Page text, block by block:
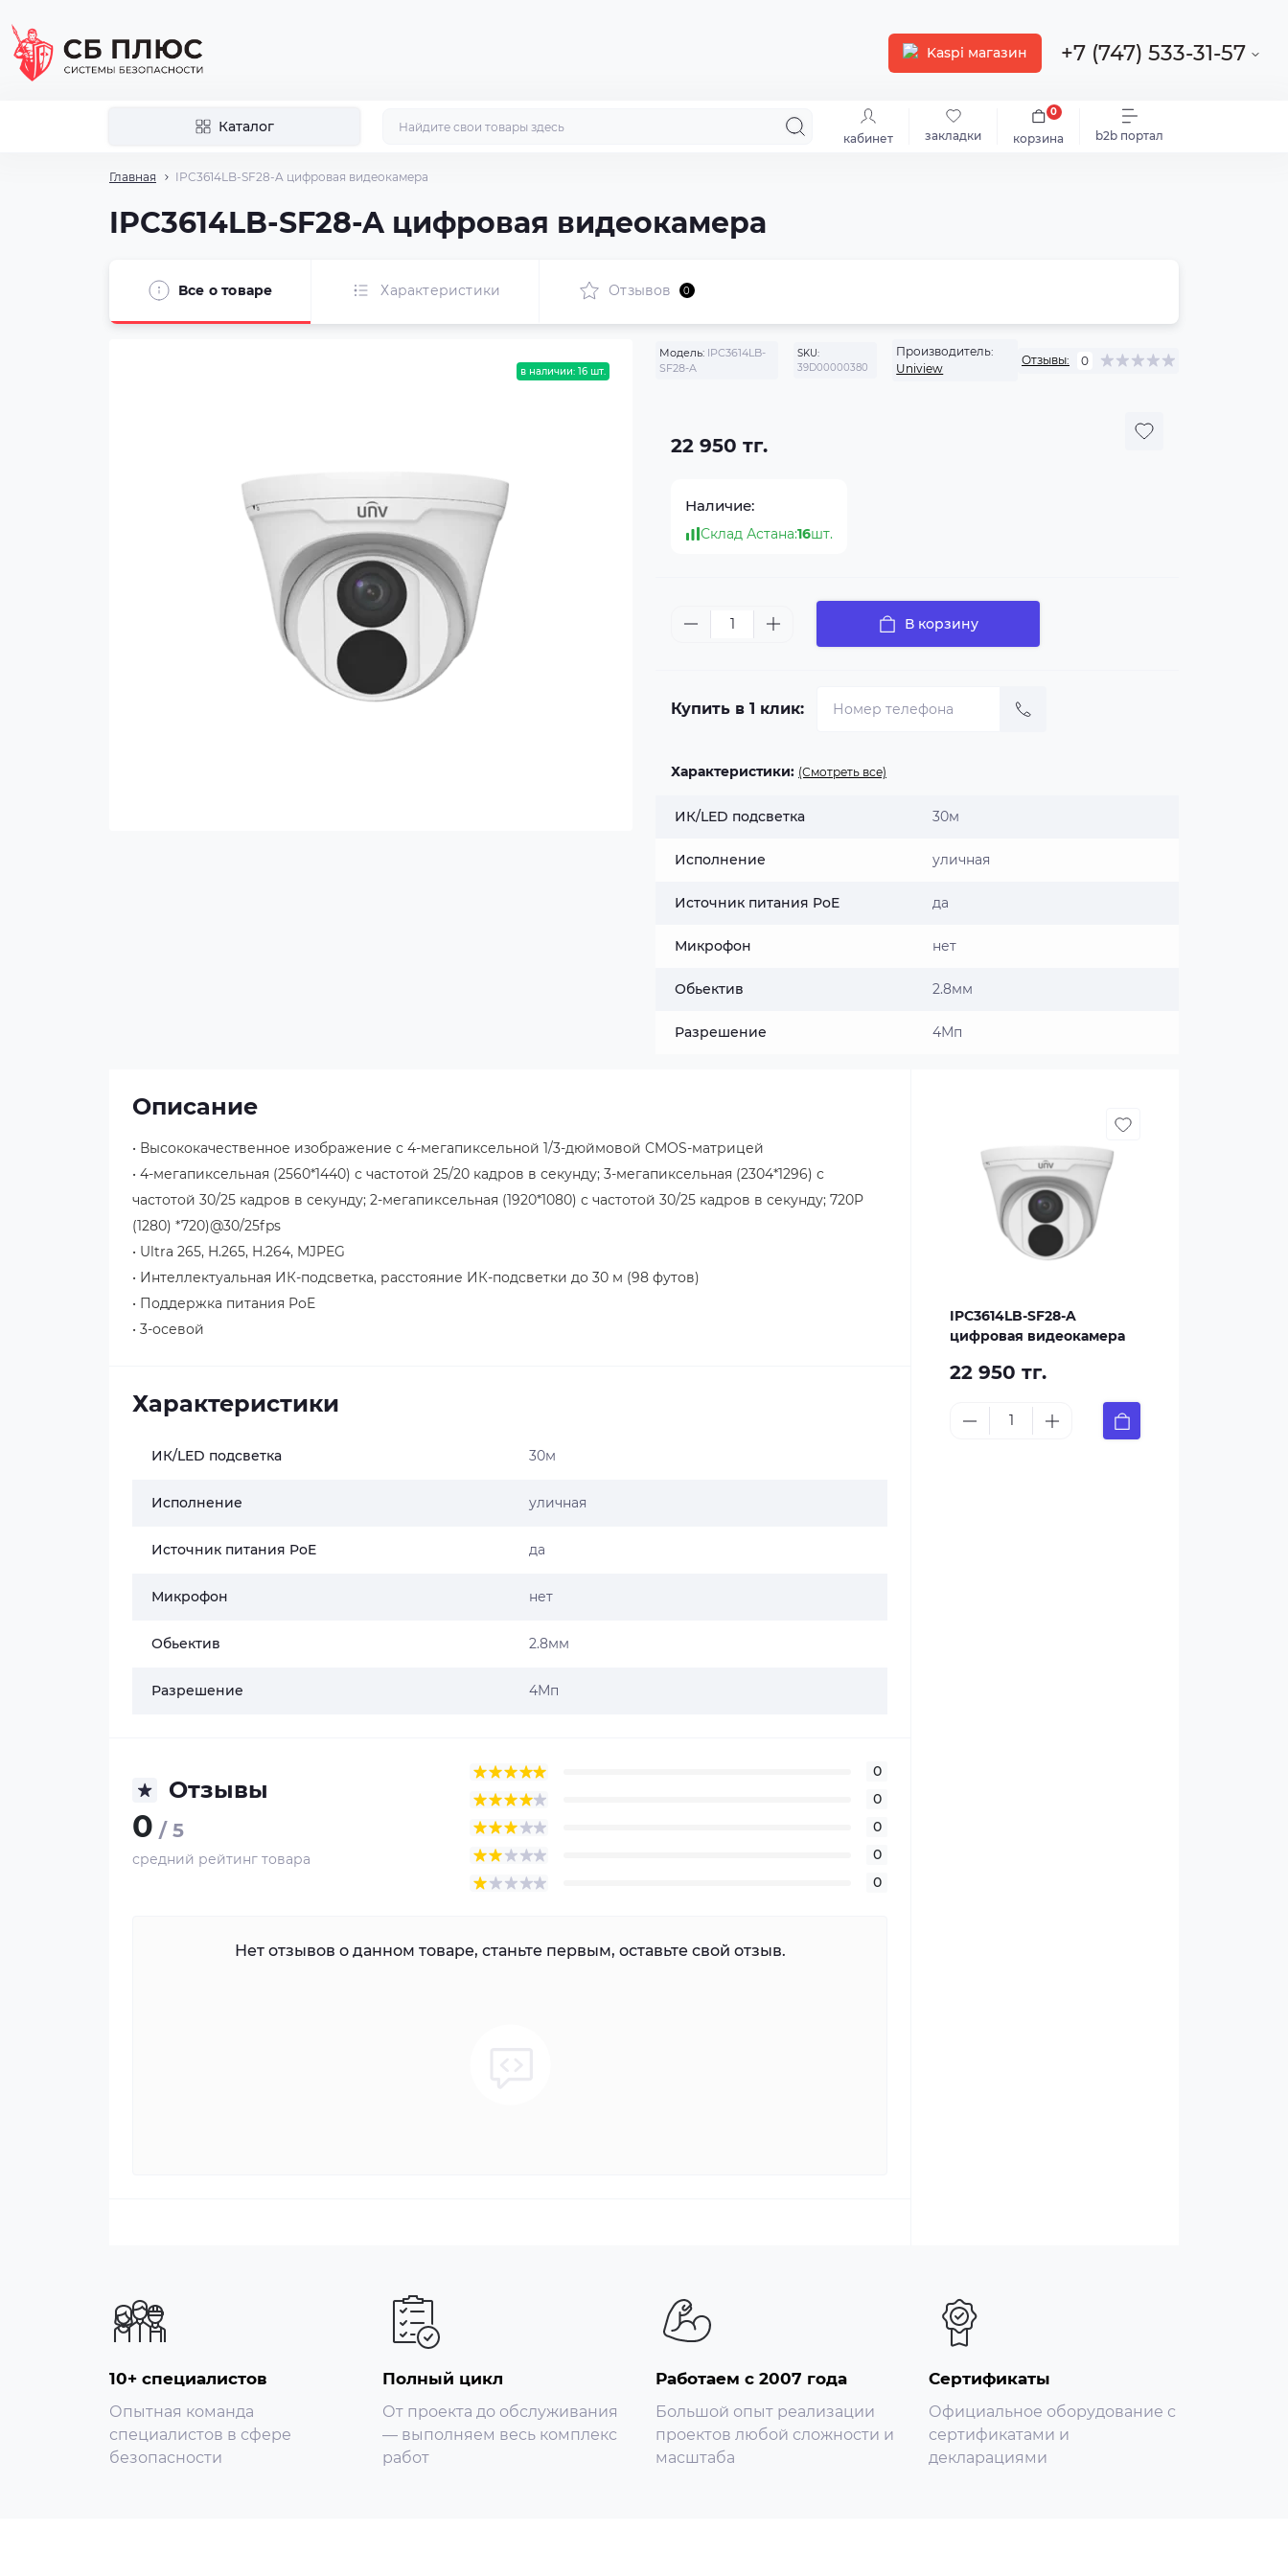
Kaspi магазин +7 (747) 533-31-57
Каталог
кабинет закладки корзина
0
b2b портал
Главная IPC3614LB-SF28-A цифровая видеокамера
IPC3614LB-SF28-A цифровая видеокамера
Все о товаре Характеристики Отзывов 0
в наличии: 16 шт.
Модель: IPC3614LB-
SF28-A
SKU:
39D00000380
Производитель:
Uniview
Отзывы: 0
22 950 тг.
Наличие:
Склад Астана:16шт.
В корзину
Купить в 1 клик:
Характеристики: (Смотреть все)
ИК/LED подсветка 30м
Исполнение уличная
Источник питания PoE да
Микрофон нет
Обьектив 2.8мм
Разрешение 4Мп
Описание
• Высококачественное изображение с 4-мегапиксельной 1/3-дюймовой CMOS-матрицей
• 4-мегапиксельная (2560*1440) с частотой 25/20 кадров в секунду; 3-мегапиксельная (2304*1296) с
частотой 30/25 кадров в секунду; 2-мегапиксельная (1920*1080) с частотой 30/25 кадров в секунду; 720P
(1280) *720)@30/25fps
• Ultra 265, H.265, H.264, MJPEG
• Интеллектуальная ИК-подсветка, расстояние ИК-подсветки до 30 м (98 футов)
• Поддержка питания PoE
• 3-осевой
Характеристики
ИК/LED подсветка 30м
Исполнение уличная
Источник питания PoE да
Микрофон нет
Обьектив 2.8мм
Разрешение 4Мп
Отзывы
0 / 5
средний рейтинг товара
0
0
0
0
0
Нет отзывов о данном товаре, станьте первым, оставьте свой отзыв.
IPC3614LB-SF28-A
цифровая видеокамера
22 950 тг.
10+ специалистов
Опытная команда
специалистов в сфере
безопасности
Полный цикл
От проекта до обслуживания
— выполняем весь комплекс
работ
Работаем с 2007 года
Большой опыт реализации
проектов любой сложности и
масштаба
Сертификаты
Официальное оборудование с
сертификатами и
декларациями